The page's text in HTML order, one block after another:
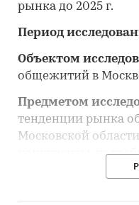
рынка до 2025 г.
Период
Объектом
общежитий в
Предметом
тенденции рынка
Московской
конкуренты,
Цель